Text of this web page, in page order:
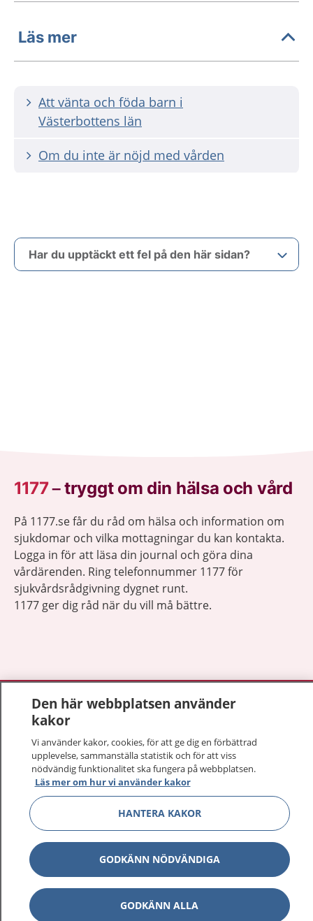
Läs mer
Att vänta och föda barn i
Västerbottens län
Om du inte är nöjd med vården
Har du upptäckt ett fel på den här sidan?
1177–tryggt om din hälsa och vård
På 1177.se får du råd om hälsa och information om
sjukdomar och vilka mottagningar du kan kontakta.
Logga in för att läsa din journal och göra dina
vårdärenden. Ring telefonnummer 1177 för
sjukvårdsrådgivning dygnet runt.
1177 ger dig råd när du vill må bättre.
1177 på flera språk
Om 1177
Kontakt
Behandling av personuppgifter
Hantering av kakor
Inställningar för kakor
Den här webbplatsen använder
kakor
Vi använder kakor, cookies, för att ge dig en förbättrad
upplevelse, sammanställa statistik och för att viss
nödvändig funktionalitet ska fungera på webbplatsen.
Läs mer om hur vi använder kakor
HANTERA KAKOR
GODKÄNN NÖDVÄNDIGA
GODKÄNN ALLA